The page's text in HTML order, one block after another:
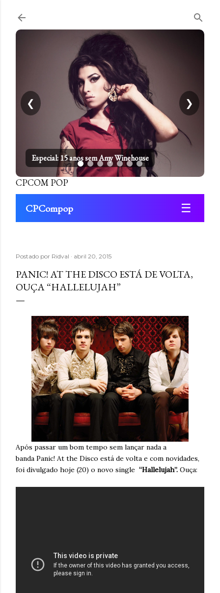
Especial: 15 anos sem Amy Winehouse
❮ ❯
CPCOM POP
CPCompop ☰
Postado por Ridval abril 20, 2015
PANIC! AT THE DISCO ESTÁ DE VOLTA,
OUÇA “HALLELUJAH”
Após passar um bom tempo sem lançar nada a
banda Panic! At the Disco está de volta e com novidades,
foi divulgado hoje (20) o novo single “Hallelujah”. Ouça: